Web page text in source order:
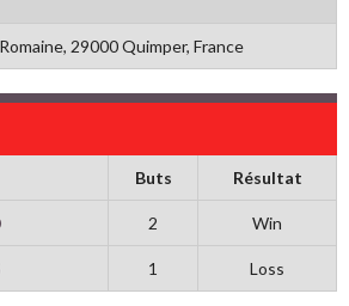
29000 Quimper, France
Buts Résultat
2 Win
1 Loss